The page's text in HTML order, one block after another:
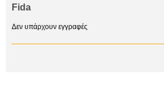
Fida
Δεν υπάρχουν εγγραφές